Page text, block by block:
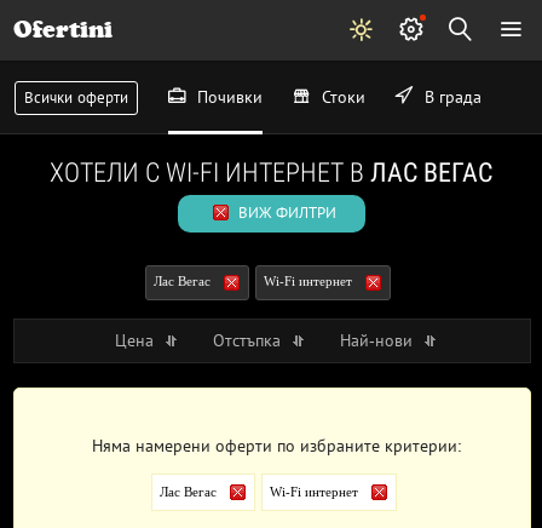
Ofertini
Всички оферти Почивки Стоки В града
ХОТЕЛИ С WI-FI ИНТЕРНЕТ В ЛАС ВЕГАС
ВИЖ ФИЛТРИ
Лас Вегас Wi-Fi интернет
Цена Отстъпка Най-нови
Няма намерени оферти по избраните критерии:
Лас Вегас Wi-Fi интернет